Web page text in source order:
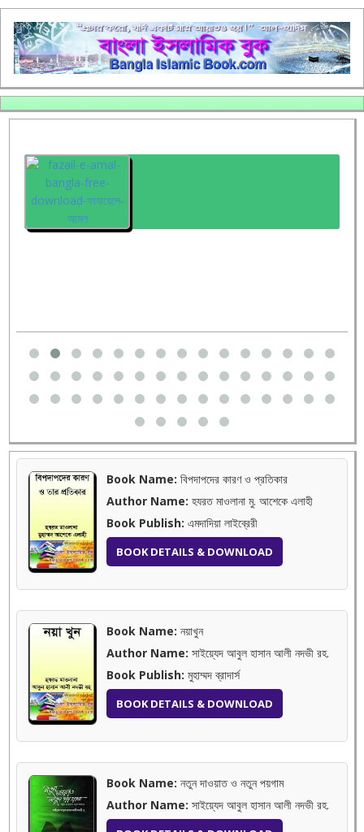
Book Name: বিপদাপদের কারণ ও প্রতিকার
Author Name: হযরত মাওলানা মু. আশেকে এলাহী
Book Publish: এমদাদিয়া লাইব্রেরী
BOOK DETAILS & DOWNLOAD
Book Name: নয়াখুন
Author Name: সাইয়্যেদ আবুল হাসান আলী নদভী রহ.
Book Publish: মুহাম্মদ ব্রাদার্স
BOOK DETAILS & DOWNLOAD
Book Name: নতুন দাওয়াত ও নতুন পয়গাম
Author Name: সাইয়্যেদ আবুল হাসান আলী নদভী রহ.